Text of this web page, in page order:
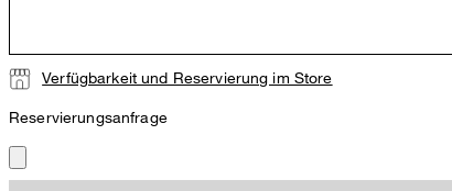
Verfügbarkeit und Reservierung im Store
Reservierungsanfrage